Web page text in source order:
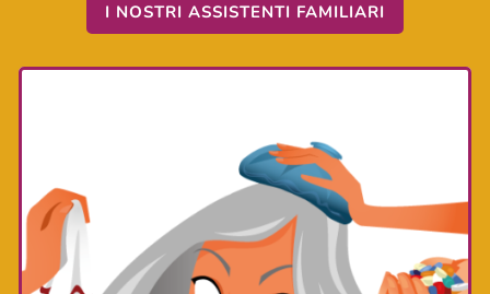
I NOSTRI ASSISTENTI FAMILIARI